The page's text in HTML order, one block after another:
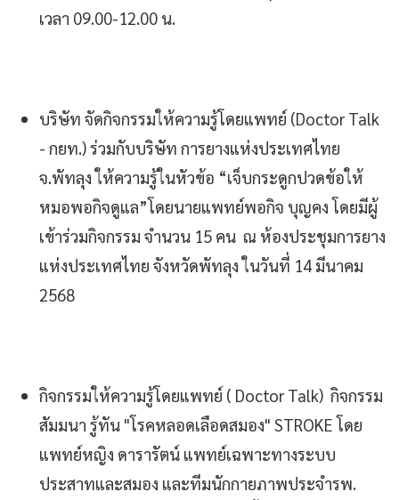
เวลา 09.00-12.00 น.
บริษัท จัดกิจกรรมให้ความรู้โดยแพทย์ (Doctor Talk
- กยท.) ร่วมกับบริษัท การยางแห่งประเทศไทย
จ.พัทลุง ให้ความรู้ในหัวข้อ “เจ็บกระดูกปวดข้อให้
หมอพอกิจดูแล”โดยนายแพทย์พอกิจ บุญคง โดยมีผู้
เข้าร่วมกิจกรรม จำนวน 15 คน ณ ห้องประชุมการยาง
แห่งประเทศไทย จังหวัดพัทลุง ในวันที่ 14 มีนาคม
2568
กิจกรรมให้ความรู้โดยแพทย์ ( Doctor Talk) กิจกรรม
สัมมนา รู้ทัน "โรคหลอดเลือดสมอง" STROKE โดย
แพทย์หญิง ดารารัตน์ แพทย์เฉพาะทางระบบ
ประสาทและสมอง และทีมนักกายภาพประจำรพ.